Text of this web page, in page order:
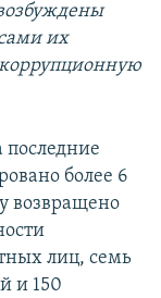
их
последние
более 6
возвращено
лиц, семь
и 150